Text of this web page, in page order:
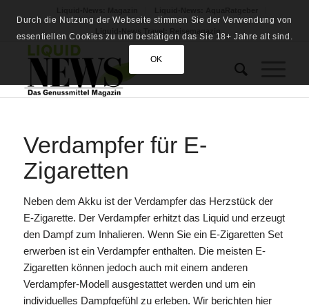
Verdampfer für E-
Zigaretten
Neben dem Akku ist der Verdampfer das Herzstück der
E-Zigarette. Der Verdampfer erhitzt das Liquid und erzeugt
den Dampf zum Inhalieren. Wenn Sie ein E-Zigaretten Set
erwerben ist ein Verdampfer enthalten. Die meisten E-
Zigaretten können jedoch auch mit einem anderen
Verdampfer-Modell ausgestattet werden und um ein
individuelles Dampfgefühl zu erleben. Wir berichten hier
Durch die Nutzung der Webseite stimmen Sie der Verwendung von
essentiellen Cookies zu und bestätigen das Sie 18+ Jahre alt sind.
OK